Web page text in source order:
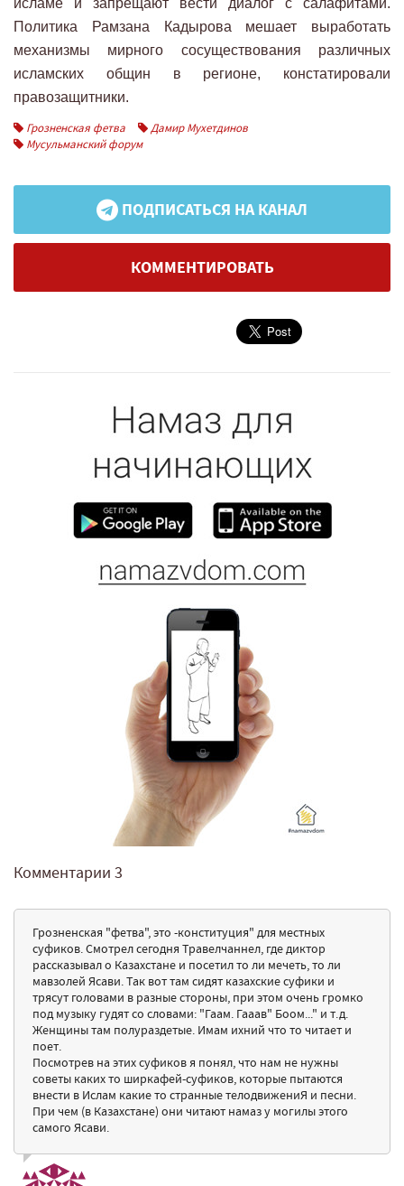
исламе и запрещают вести диалог с салафитами.
Политика Рамзана Кадырова мешает выработать
механизмы мирного сосуществования различных
исламских общин в регионе, констатировали
правозащитники.
Грозненская фетва
Дамир Мухетдинов
Мусульманский форум
ПОДПИСАТЬСЯ НА КАНАЛ
КОММЕНТИРОВАТЬ
Комментарии 3
Грозненская "фетва", это -конституция" для местных
суфиков. Смотрел сегодня Травелчаннел, где диктор
рассказывал о Казахстане и посетил то ли мечеть, то ли
мавзолей Ясави. Так вот там сидят казахские суфики и
трясут головами в разные стороны, при этом очень громко
под музыку гудят со словами: "Гаам. Гааав" Боом..." и т.д.
Женщины там полураздетые. Имам ихний что то читает и
поет.
Посмотрев на этих суфиков я понял, что нам не нужны
советы каких то ширкафей-суфиков, которые пытаются
внести в Ислам какие то странные телодвижениЯ и песни.
При чем (в Казахстане) они читают намаз у могилы этого
самого Ясави.